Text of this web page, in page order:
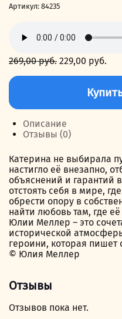
Артикул: 84235
269,00руб.
269,00 руб..
229,00 руб.
Количество
Не
жизнь,
а
роман!
Описание
Отзывы (0)
Катерина не выбирала
настигло её внезапно,
объяснений и гарантий
отстоять себя в мире,
обрести опору в
найти любовь там, где
Юлии Меллер – это
исторической
героини, которая пишет
© Юлия Меллер
Отзывы
Отзывов пока нет.